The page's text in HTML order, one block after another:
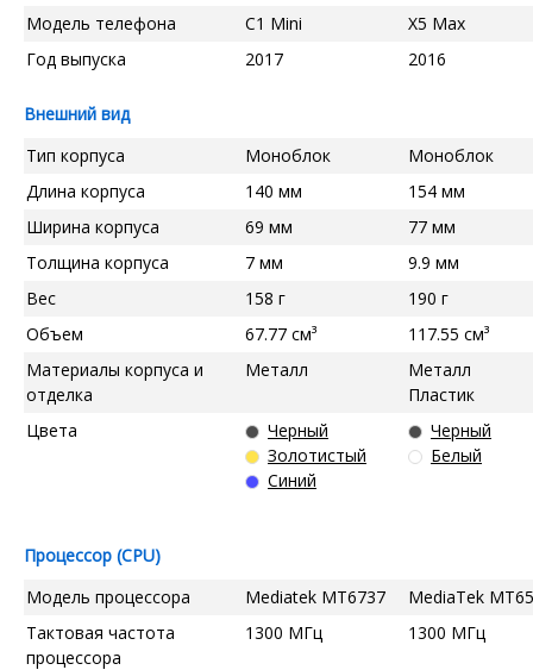
Модель телефона
C1 Mini
X5 Max
Год выпуска
2017 2016
Внешний вид
Тип корпуса
Моноблок
Моноблок
Длина корпуса
140 мм
154 мм
Ширина корпуса
69 мм
77 мм
Толщина корпуса
7 мм
9.9 мм
Вес
158 г
190 г
Объем
67.77 см³
117.55 см³
Материалы корпуса и
отделка
Металл
Металл
Пластик
Цвета
Черный
Золотистый
Синий
Черный
Белый
Процессор (CPU)
Модель процессора
Mediatek MT6737
MediaTek
Тактовая частота
процессора
1300 МГц 1300 МГц